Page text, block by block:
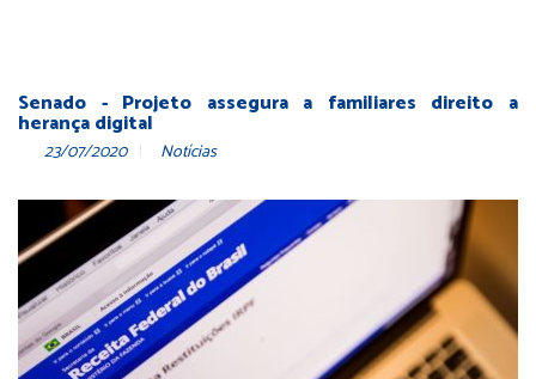
Senado - Projeto assegura a familiares direito a
herança digital
23/07/2020 Notícias